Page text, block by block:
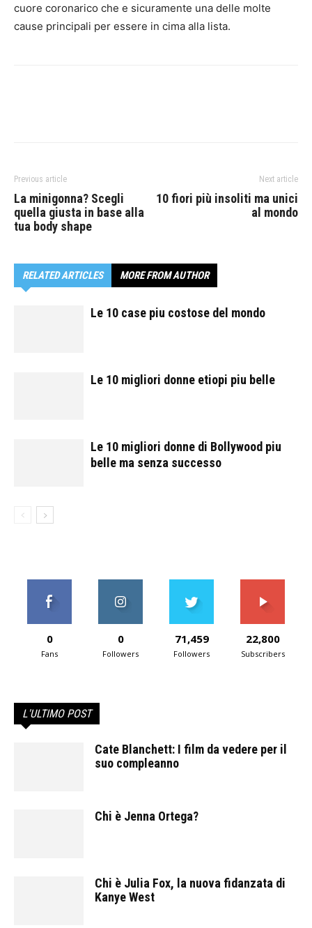
cuore coronarico che e sicuramente una delle molte
cause principali per essere in cima alla lista.
Previous article
La minigonna? Scegli
quella giusta in base alla
tua body shape
Next article
10 fiori più insoliti ma unici
al mondo
RELATED ARTICLES MORE FROM AUTHOR
Le 10 case piu costose del mondo
Le 10 migliori donne etiopi piu belle
Le 10 migliori donne di Bollywood piu
belle ma senza successo
0
Fans
0
Followers
71,459
Followers
22,800
Subscribers
L'ULTIMO POST
Cate Blanchett: I film da vedere per il
suo compleanno
Chi è Jenna Ortega?
Chi è Julia Fox, la nuova fidanzata di
Kanye West